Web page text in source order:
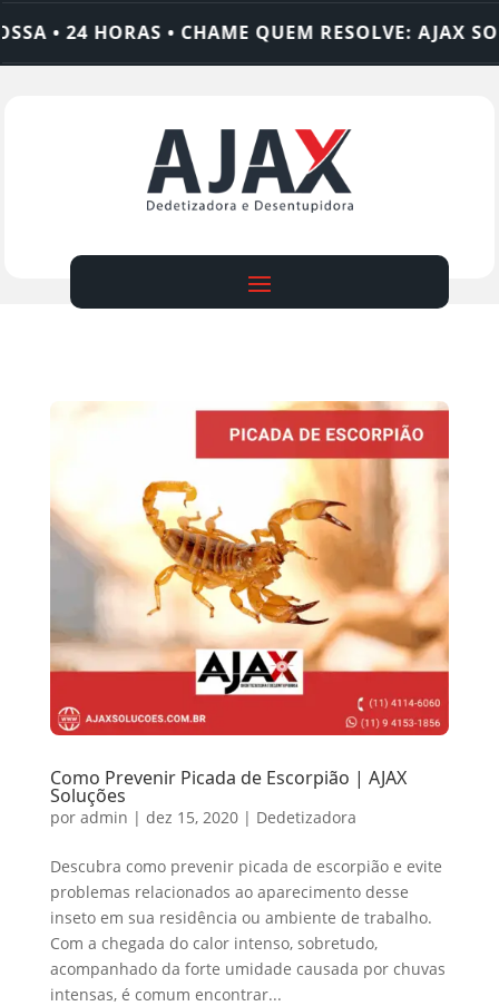
• 24 HORAS • CHAME QUEM RESOLVE: AJAX
Como Prevenir Picada de Escorpião | AJAX
Soluções
por admin | dez 15, 2020| Dedetizadora
Descubra como prevenir picada de escorpião e evite
problemas relacionados ao aparecimento desse
inseto em sua residência ou ambiente de trabalho.
Com a chegada do calor intenso, sobretudo,
acompanhado da forte umidade causada por chuvas
intensas, é comum encontrar...